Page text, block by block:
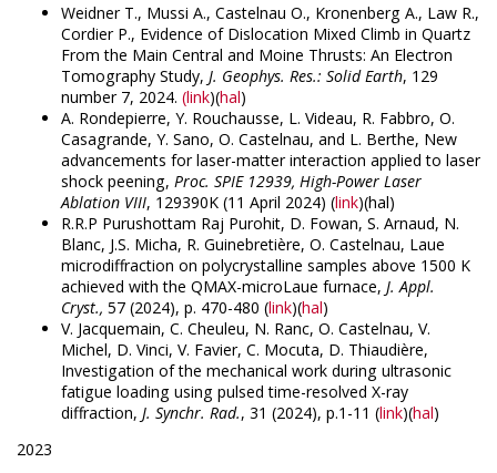
Weidner T., Mussi A., Castelnau O., Kronenberg A., Law R.,
Cordier P., Evidence of Dislocation Mixed Climb in Quartz
From the Main Central and Moine Thrusts: An Electron
Tomography Study, J. Geophys. Res.: Solid Earth, 129
number 7, 2024. (link)(hal)
A. Rondepierre, Y. Rouchausse, L. Videau, R. Fabbro, O.
Casagrande, Y. Sano, O. Castelnau, and L. Berthe, New
advancements for laser-matter interaction applied to laser
shock peening, Proc. SPIE 12939, High-Power Laser
Ablation VIII, 129390K (11 April 2024) (link)(hal)
R.R.P Purushottam Raj Purohit, D. Fowan, S. Arnaud, N.
Blanc, J.S. Micha, R. Guinebretière, O. Castelnau, Laue
microdiffraction on polycrystalline samples above 1500 K
achieved with the QMAX-microLaue furnace, J. Appl.
Cryst., 57 (2024), p. 470-480 (link)(hal)
V. Jacquemain, C. Cheuleu, N. Ranc, O. Castelnau, V.
Michel, D. Vinci, V. Favier, C. Mocuta, D. Thiaudière,
Investigation of the mechanical work during ultrasonic
fatigue loading using pulsed time-resolved X-ray
diffraction, J. Synchr. Rad., 31 (2024), p.1-11 (link)(hal)
2023